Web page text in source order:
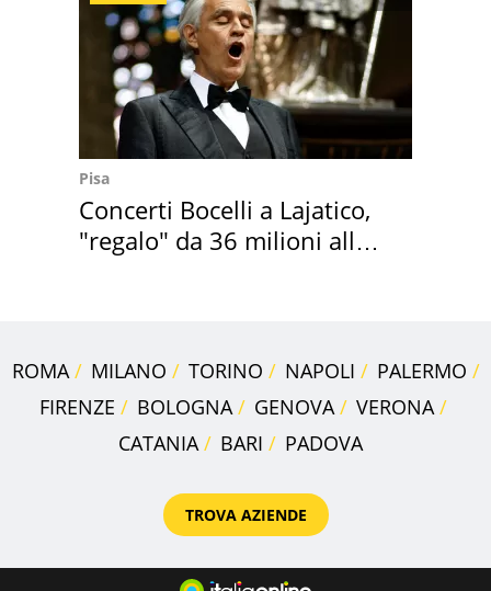
Pisa
Concerti Bocelli a Lajatico,
"regalo" da 36 milioni alla
ROMA MILANO TORINO NAPOLI
PALERMO
FIRENZE
BOLOGNA GENOVA
VERONA
CATANIA
BARI PADOVA
TROVA AZIENDE